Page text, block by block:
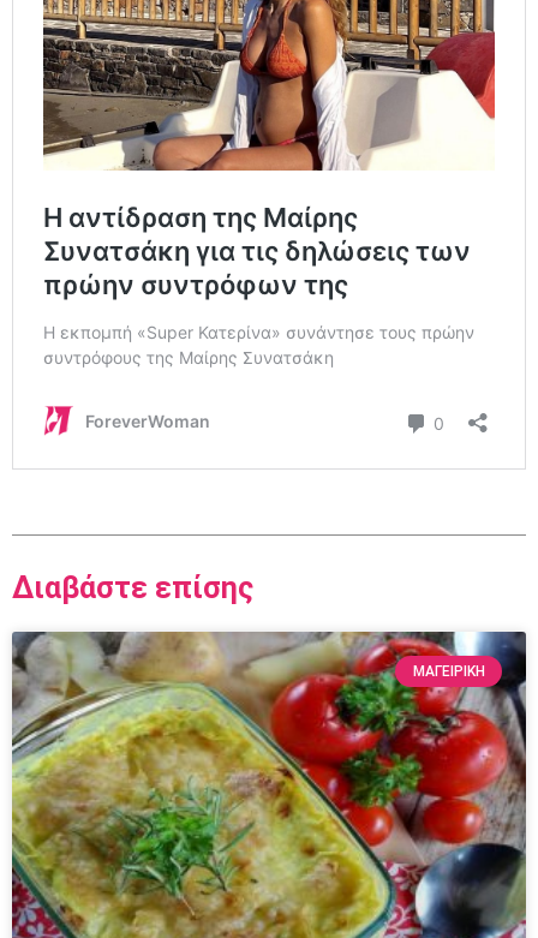
Διαβάστε επίσης
ΜΑΓΕΙΡΙΚΗ